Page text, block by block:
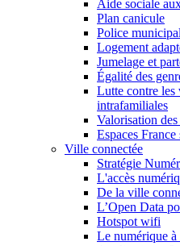
Aide sociale
Plan canicule
Police
Logement
Jumelage et
Égalité des
Lutte contre les
intrafamiliales
Valorisation
Espaces France
Ville connectée
Stratégie
L'accès
De la ville
L’Open Data
Hotspot wifi
Le numérique à